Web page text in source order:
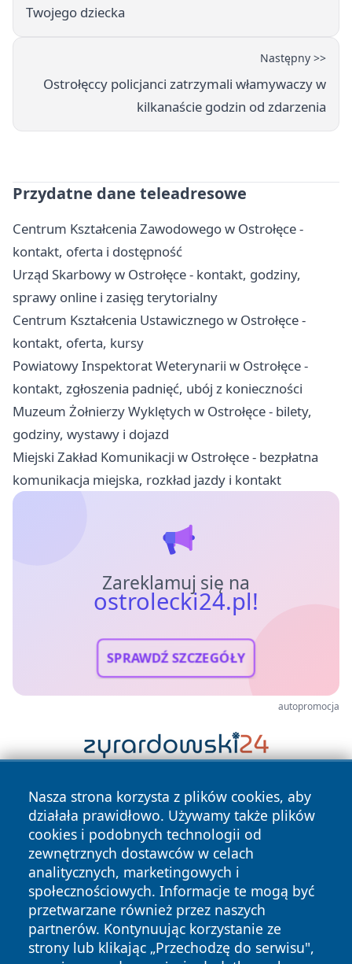
Twojego dziecka
Następny >>
Ostrołęccy policjanci zatrzymali włamywaczy w
kilkanaście godzin od zdarzenia
Przydatne dane teleadresowe
Centrum Kształcenia Zawodowego w Ostrołęce -
kontakt, oferta i dostępność
Urząd Skarbowy w Ostrołęce - kontakt, godziny,
sprawy online i zasięg terytorialny
Centrum Kształcenia Ustawicznego w Ostrołęce -
kontakt, oferta, kursy
Powiatowy Inspektorat Weterynarii w Ostrołęce -
kontakt, zgłoszenia padnięć, ubój z konieczności
Muzeum Żołnierzy Wyklętych w Ostrołęce - bilety,
godziny, wystawy i dojazd
Miejski Zakład Komunikacji w Ostrołęce - bezpłatna
komunikacja miejska, rozkład jazdy i kontakt
Zareklamuj się na
ostrolecki24.pl!
SPRAWDŹ SZCZEGÓŁY
autopromocja
Nasza strona korzysta z plików cookies, aby
działała prawidłowo. Używamy także plików
cookies i podobnych technologii od
zewnętrznych dostawców w celach
analitycznych, marketingowych i
społecznościowych. Informacje te mogą być
przetwarzane również przez naszych
partnerów. Kontynuując korzystanie ze
strony lub klikając „Przechodzę do serwisu",
Copyright © 2026 ostrolecki24.pl Wszystkie prawa
zastrzeżone.
Polityka Polityka